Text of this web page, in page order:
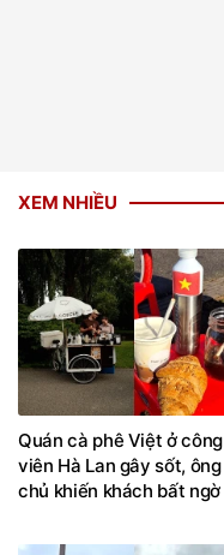
XEM NHIỀU
Quán cà phê Việt ở công
viên Hà Lan gây sốt, ông
chủ khiến khách bất ngờ